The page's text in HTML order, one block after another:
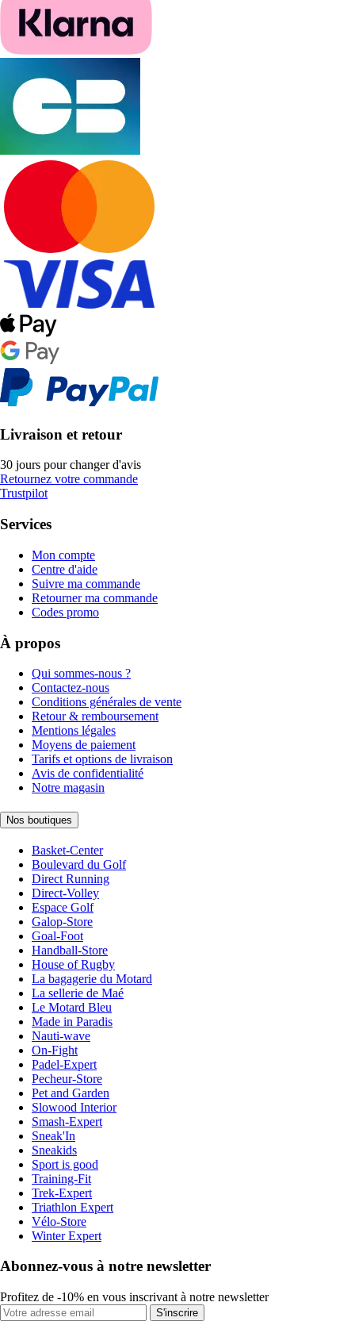
Livraison et retour
30 jours pour changer d'avis
Retournez votre commande
Trustpilot
Services
Mon compte
Centre d'aide
Suivre ma commande
Retourner ma commande
Codes promo
À propos
Qui sommes-nous ?
Contactez-nous
Conditions générales de vente
Retour & remboursement
Mentions légales
Moyens de paiement
Tarifs et options de livraison
Avis de confidentialité
Notre magasin
Nos boutiques
Basket-Center
Boulevard du Golf
Direct Running
Direct-Volley
Espace Golf
Galop-Store
Goal-Foot
Handball-Store
House of Rugby
La bagagerie du Motard
La sellerie de Maé
Le Motard Bleu
Made in Paradis
Nauti-wave
On-Fight
Padel-Expert
Pecheur-Store
Pet and Garden
Slowood Interior
Smash-Expert
Sneak'In
Sneakids
Sport is good
Training-Fit
Trek-Expert
Triathlon Expert
Vélo-Store
Winter Expert
Abonnez-vous à notre newsletter
Profitez de -10% en vous inscrivant à notre newsletter
S'inscrire